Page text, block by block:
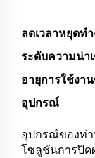
ลดเวลาหยุดท
ระดับความน่า
อายุการใช้งา
อุปกรณ์
อุปกรณ์ของท่า
โซลูชันการปิด